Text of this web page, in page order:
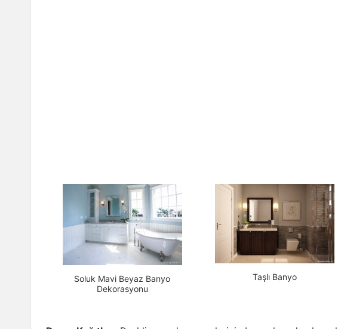
Soluk Mavi Beyaz Banyo
Dekorasyonu
Taşlı Banyo